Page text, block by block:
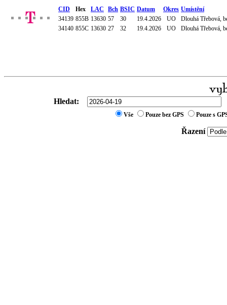
CID Hex LAC Bch BSIC Datum Okres Umístění
34139 855B 13630 57 30 19.4.2026 UO
Dlouhá Třebová,
34140 855C 13630 27 32 19.4.2026 UO Dlouhá Třebová,
Hledat:
Vše Pouze bez GPS Pouze s
Řazení